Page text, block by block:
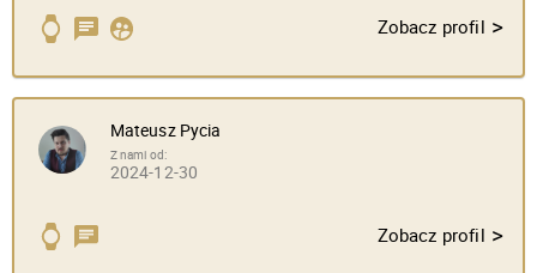
Zobacz profil >
Mateusz Pycia
Z nami od:
2024-12-30
Zobacz profil >